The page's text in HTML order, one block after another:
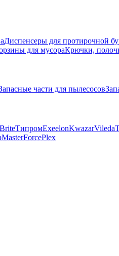
Диспенсеры для протирочной
для мусораКрючки,
части для пылесосов
ТипромExeelonKwazarVileda
MasterForcePlex